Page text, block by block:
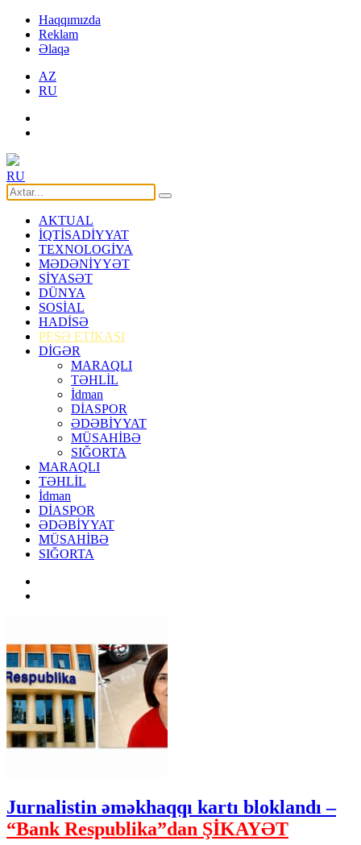
Haqqımızda
Reklam
Əlaqə
AZ
RU
RU
AKTUAL
İQTİSADİYYAT
TEXNOLOGİYA
MƏDƏNİYYƏT
SİYASƏT
DÜNYA
SOSİAL
HADİSƏ
PEŞƏ ETİKASI
DİGƏR
MARAQLI
TƏHLİL
İdman
DİASPOR
ƏDƏBİYYAT
MÜSAHİBƏ
SIĞORTA
MARAQLI
TƏHLİL
İdman
DİASPOR
ƏDƏBİYYAT
MÜSAHİBƏ
SIĞORTA
Jurnalistin əməkhaqqı kartı bloklandı –
“Bank Respublika”dan ŞİKAYƏT